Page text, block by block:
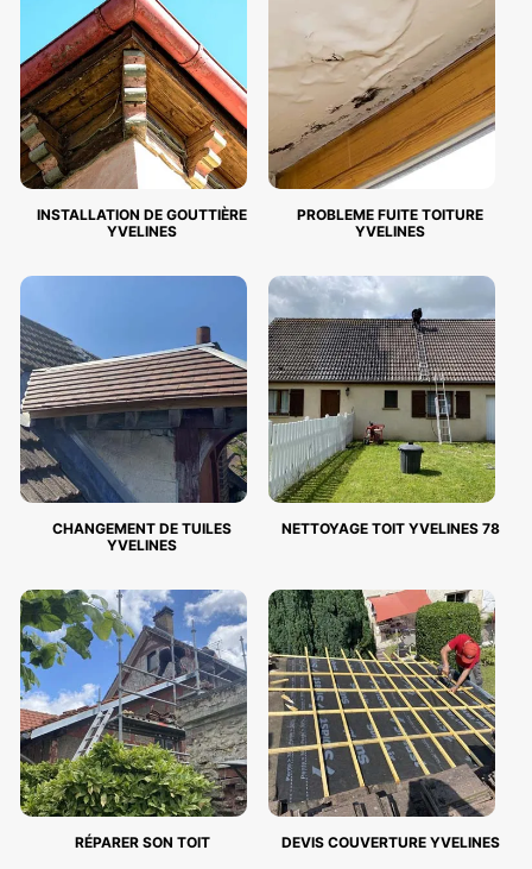
INSTALLATION DE GOUTTIÈRE
YVELINES
PROBLEME FUITE TOITURE
YVELINES
CHANGEMENT DE TUILES
YVELINES
NETTOYAGE TOIT YVELINES 78
RÉPARER SON TOIT DEVIS COUVERTURE YVELINES